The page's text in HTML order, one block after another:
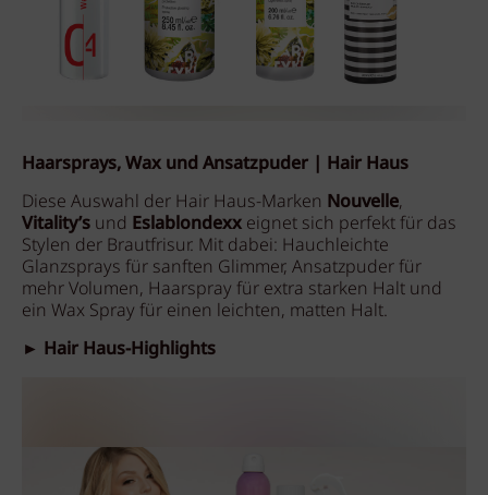
Haarsprays, Wax und Ansatzpuder | Hair Haus
Diese Auswahl der Hair Haus-Marken Nouvelle,
Vitality’s und Eslablondexx eignet sich perfekt für das
Stylen der Brautfrisur. Mit dabei: Hauchleichte
Glanzsprays für sanften Glimmer, Ansatzpuder für
mehr Volumen, Haarspray für extra starken Halt und
ein Wax Spray für einen leichten, matten Halt.
► Hair Haus-Highlights